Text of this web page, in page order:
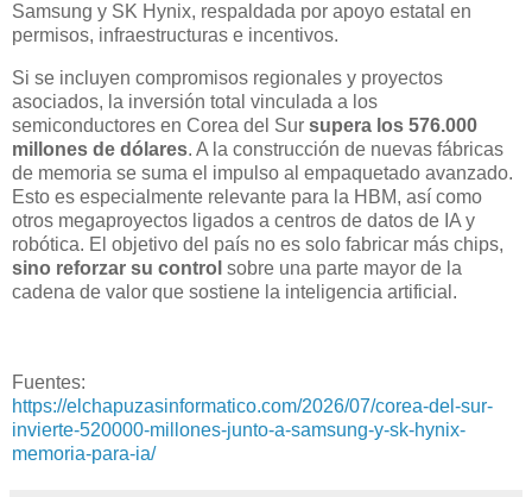
Samsung y SK Hynix, respaldada por apoyo estatal en
permisos, infraestructuras e incentivos.
Si se incluyen compromisos regionales y proyectos
asociados, la inversión total vinculada a los
semiconductores en Corea del Sur supera los 576.000
millones de dólares. A la construcción de nuevas fábricas
de memoria se suma el impulso al empaquetado avanzado.
Esto es especialmente relevante para la HBM, así como
otros megaproyectos ligados a centros de datos de IA y
robótica. El objetivo del país no es solo fabricar más chips,
sino reforzar su control sobre una parte mayor de la
cadena de valor que sostiene la inteligencia artificial.
Fuentes:
https://elchapuzasinformatico.com/2026/07/corea-del-sur-
invierte-520000-millones-junto-a-samsung-y-sk-hynix-
memoria-para-ia/